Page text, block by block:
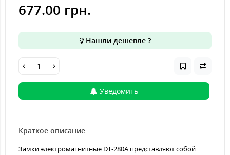
677.00 грн.
Нашли дешевле ?
Уведомить
Краткое описание
Замки электромагнитные DT-280A представляют собой